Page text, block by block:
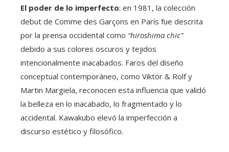
El poder de lo imperfecto: en 1981, la colección
debut de Comme des Garçons en París fue descrita
por la prensa occidental como “hiroshima chic”
debido a sus colores oscuros y tejidos
intencionalmente inacabados. Faros del diseño
conceptual contemporáneo, como Viktor & Rolf y
Martin Margiela, reconocen esta influencia que validó
la belleza en lo inacabado, lo fragmentado y lo
accidental. Kawakubo elevó la imperfección a
discurso estético y filosófico.